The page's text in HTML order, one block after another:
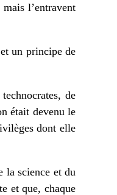
l’entravent
un principe de
de
était devenu le
dont elle
la science et du
et que, chaque